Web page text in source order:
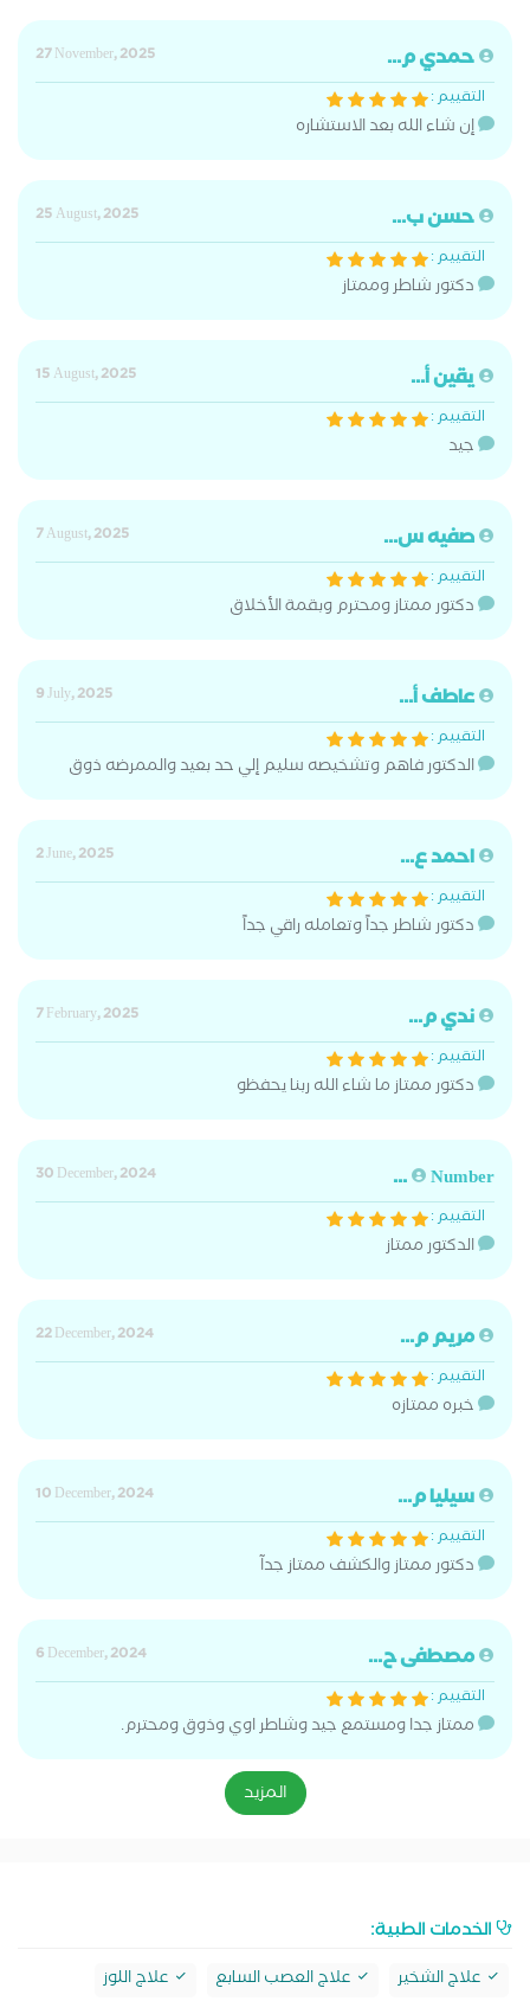
حمدي م...
27 November, 2025
التقييم :
إن شاء الله بعد الاستشاره
حسن ب...
25 August, 2025
التقييم :
دكتور شاطر وممتاز
يقين أ...
15 August, 2025
التقييم :
جيد
صفيه س...
7 August, 2025
التقييم :
دكتور ممتاز ومحترم وبقمة الأخلاق
عاطف أ...
9 July, 2025
التقييم :
الدكتور فاهم وتشخيصه سليم إلي حد بعيد والممرضه ذوق
احمد ع...
2 June, 2025
التقييم :
دكتور شاطر جداً وتعامله راقي جداً
ندي م...
7 February, 2025
التقييم :
دكتور ممتاز ما شاء الله ربنا يحفظو
Number ...
30 December, 2024
التقييم :
الدكتور ممتاز
مريم م...
22 December, 2024
التقييم :
خبره ممتازه
سيليا م...
10 December, 2024
التقييم :
دكتور ممتاز والكشف ممتاز جدآ
مصطفى ح...
6 December, 2024
التقييم :
ممتاز جدا ومستمع جيد وشاطر اوي وذوق ومحترم.
المزيد
الخدمات الطبية:
علاج الشخير علاج العصب السابع
علاج اللوز